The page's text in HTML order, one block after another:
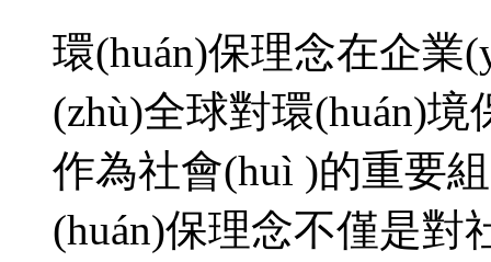
環(huán)保理念在企業
(zhù)全球對環(huán)境
作為社會(huì )的重要
(huán)保理念不僅是對